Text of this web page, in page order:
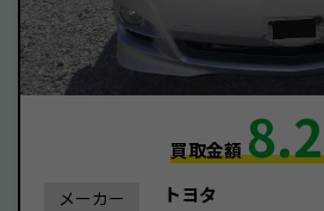
買取金額8.2
メーカー トヨタ